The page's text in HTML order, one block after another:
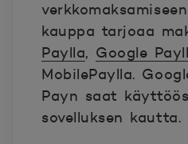
kauppa tarjoaa
Paylla, Google
MobilePaylla.
Payn saat
sovelluksen kautta.